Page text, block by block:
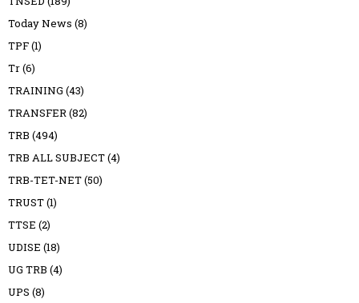
Today News (8)
TPF(1)
Tr(6)
TRAINING (43)
TRANSFER(82)
TRB (494)
TRB ALL SUBJECT(4)
TRB-TET-NET(50)
TRUST(1)
TTSE (2)
UDISE (18)
UG TRB (4)
UPS (8)